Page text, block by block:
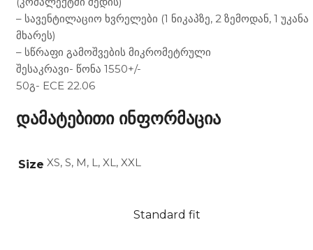
– სავენტილაციო ხვრელები (1 ნიკაპზე, 2 ზემოდან, 1 უკანა
მხარეს)
– სწრაფი გამოშვების მიკრომეტრული
შესაკრავი- წონა 1550+/-
50გ- ECE 22.06
დამატებითი ინფორმაცია
Size XS, S, M, L, XL, XXL
Standard fit